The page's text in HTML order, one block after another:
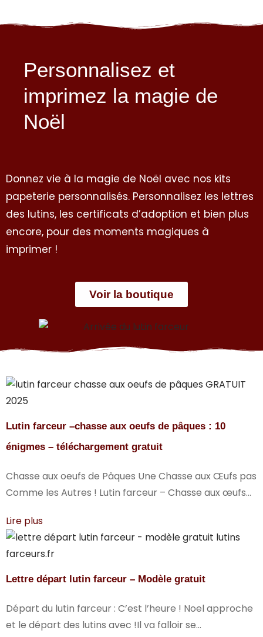
Personnalisez et
imprimez la magie de
Noël
Donnez vie à la magie de Noël avec nos kits
papeterie personnalisés. Personnalisez les lettres
des lutins, les certificats d’adoption et bien plus
encore, pour des moments magiques à
imprimer !
Voir la boutique
Lutin farceur –chasse aux oeufs de pâques : 10
énigmes – téléchargement gratuit
Chasse aux oeufs de Pâques Une Chasse aux Œufs pas
Comme les Autres ! Lutin farceur – Chasse aux œufs...
Lire plus
Lettre départ lutin farceur – Modèle gratuit
Départ du lutin farceur : C’est l’heure ! Noel approche
et le départ des lutins avec !Il va falloir se...